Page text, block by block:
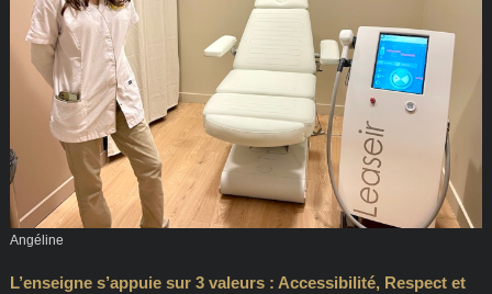
Angéline
L’enseigne s’appuie sur 3 valeurs : Accessibilité, Respect et